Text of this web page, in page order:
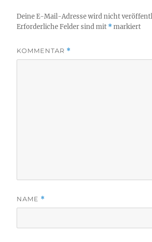
Deine E-Mail-Adresse wird nicht
Erforderliche Felder sind mit *markiert
KOMMENTAR *
NAME *